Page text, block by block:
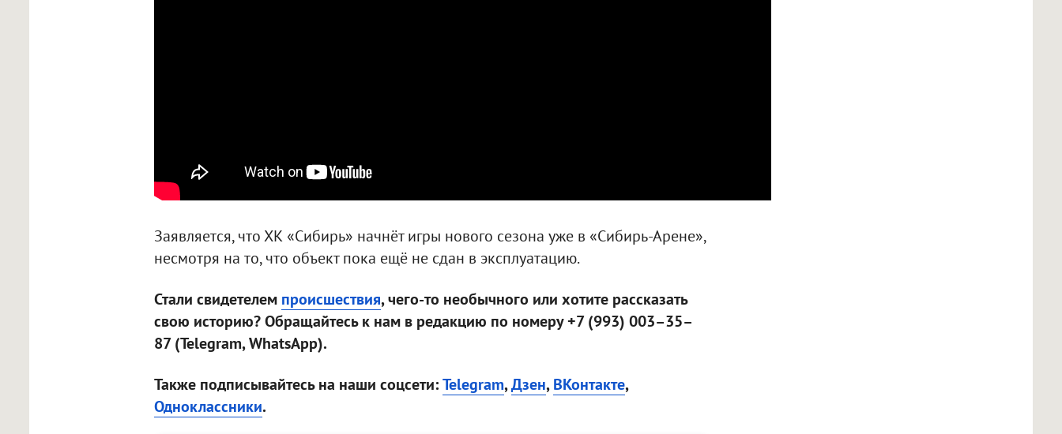
Заявляется, что ХК «Сибирь» начнёт игры нового сезона уже в «Сибирь-Арене»,
несмотря на то, что объект пока ещё не сдан в эксплуатацию.
Стали свидетелем происшествия, чего-то необычного или хотите рассказать
свою историю? Обращайтесь к нам в редакцию по номеру +7 (993) 003–35–
87 (Telegram, WhatsApp).
Также подписывайтесь на наши соцсети:Telegram,Дзен,ВКонтакте,
Одноклассники.